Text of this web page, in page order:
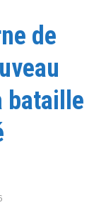
de
bataille